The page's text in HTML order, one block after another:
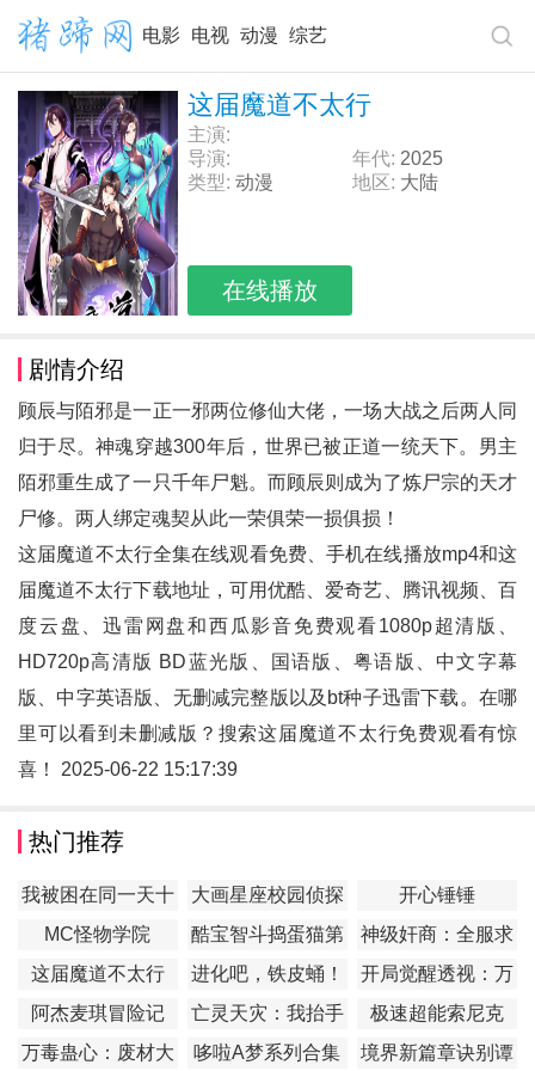
电影 电视 动漫 综艺
这届魔道不太行
主演:
导演:
年代: 2025
类型: 动漫 地区: 大陆
在线播放
剧情介绍
顾辰与陌邪是一正一邪两位修仙大佬，一场大战之后两人同
归于尽。神魂穿越300年后，世界已被正道一统天下。男主
陌邪重生成了一只千年尸魁。而顾辰则成为了炼尸宗的天才
尸修。两人绑定魂契从此一荣俱荣一损俱损！
这届魔道不太行全集在线观看免费、手机在线播放mp4和这
届魔道不太行下载地址，可用优酷、爱奇艺、腾讯视频、百
度云盘、迅雷网盘和西瓜影音免费观看1080p超清版、
HD720p高清版 BD蓝光版、国语版、粤语版、中文字幕
版、中字英语版、无删减完整版以及bt种子迅雷下载。在哪
里可以看到未删减版？搜索这届魔道不太行免费观看有惊
喜！ 2025-06-22 15:17:39
热门推荐
我被困在同一天十
万年
大画星座校园侦探
第2季
开心锤锤
MC怪物学院
酷宝智斗捣蛋猫第
1季
神级奸商：全服求
我别薅了
这届魔道不太行 进化吧，铁皮蛹！
开局觉醒透视：万
物皆透,我即无敌
阿杰麦琪冒险记
亡灵天灾：我抬手
百万骨海
极速超能索尼克
万毒蛊心：废材大
哆啦A梦系列合集 境界新篇章诀别谭